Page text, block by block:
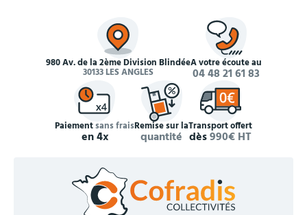
980 Av. de la 2ème Division Blindée
30133 LES ANGLES
À votre écoute au
04 48 21 61 83
Paiementsans frais
en 4x
Remise sur la
quantité
Transport offert
dès990€ HT